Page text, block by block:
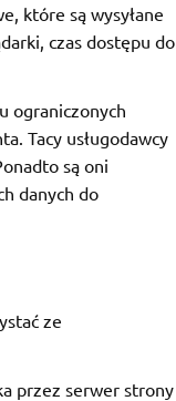
które są wysyłane
czas dostępu do
ograniczonych
Tacy usługodawcy
są oni
danych do
ze
przez serwer strony